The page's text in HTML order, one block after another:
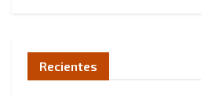
Recientes